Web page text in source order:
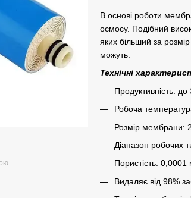
В основі роботи
осмосу. Подібний
яких більший за
можуть.
Технічні
Продуктивність: до
Робоча
Розмір мембрани:
Діапазон робочих
Пористість: 0,0001
Видаляє від 98%